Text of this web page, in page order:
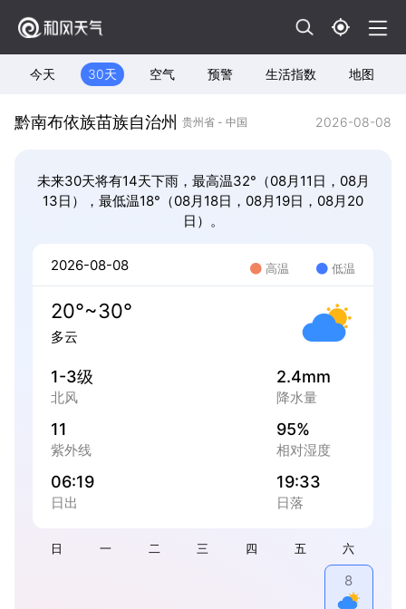
今天 30天 空气 预警 生活指数 地图
黔南布依族苗族自治州 贵州省 - 中国 2026-08-08
未来30天将有14天下雨，最高温32°（08月11日，08月
13日），最低温18°（08月18日，08月19日，08月20
日）。
日 一 二 三 四 五 六
8
2026-08-08 高温 低温
20°~30°
多云
1-3级
北风
2.4mm
降水量
11
紫外线
95%
相对湿度
06:19
日出
19:33
日落